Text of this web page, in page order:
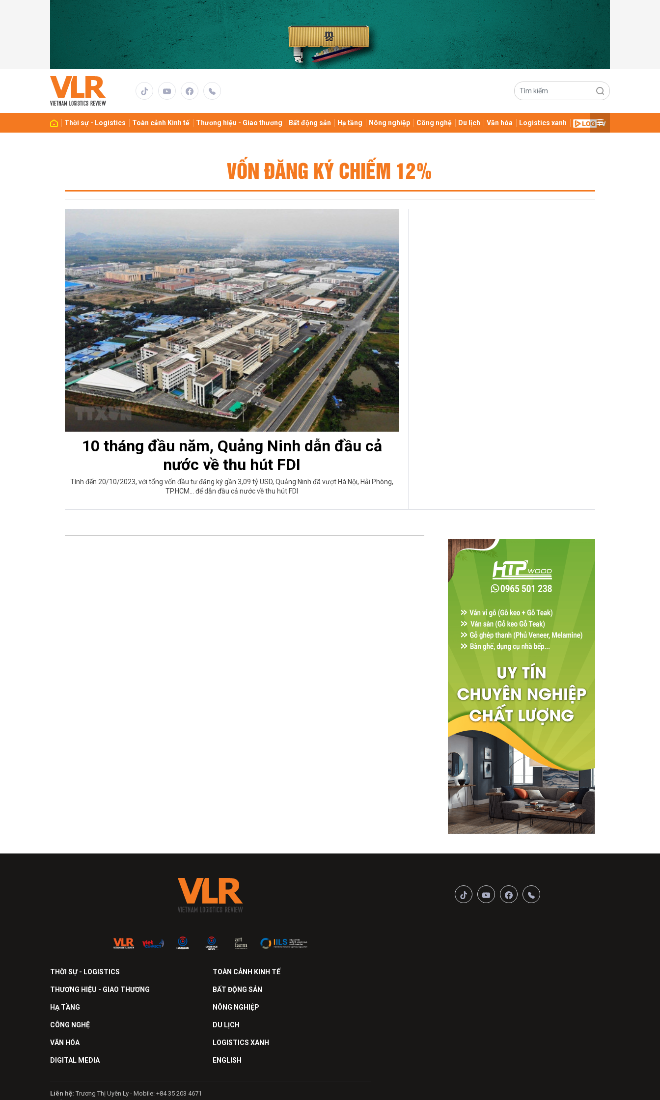
Thời sự - Logistics Toàn cảnh Kinh tế Thương hiệu - Giao thương Bất động sản Hạ tầng Nông nghiệp Công nghệ Du lịch Văn hóa Logistics xanh
VỐN ĐĂNG KÝ CHIẾM 12%
10 tháng đầu năm, Quảng Ninh dẫn đầu cả
nước về thu hút FDI
Tính đến 20/10/2023, với tổng vốn đầu tư đăng ký gần 3,09 tỷ USD, Quảng Ninh đã vượt Hà Nội, Hải Phòng,
TP.HCM... để dẫn đầu cả nước về thu hút FDI
THỜI SỰ - LOGISTICS TOÀN CẢNH KINH TẾ
THƯƠNG HIỆU - GIAO THƯƠNG BẤT ĐỘNG SẢN
HẠ TẦNG NÔNG NGHIỆP
CÔNG NGHỆ DU LỊCH
VĂN HÓA LOGISTICS XANH
DIGITAL MEDIA ENGLISH
Liên hệ: Trương Thị Uyên Ly - Mobile: +84 35 203 4671